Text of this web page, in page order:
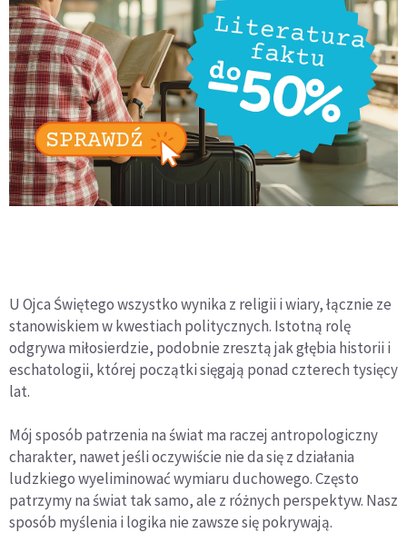
U Ojca Świętego wszystko wynika z religii i wiary, łącznie ze
stanowiskiem w kwestiach politycznych. Istotną rolę
odgrywa miłosierdzie, podobnie zresztą jak głębia historii i
eschatologii, której początki sięgają ponad czterech tysięcy
lat.
Mój sposób patrzenia na świat ma raczej antropologiczny
charakter, nawet jeśli oczywiście nie da się z działania
ludzkiego wyeliminować wymiaru duchowego. Często
patrzymy na świat tak samo, ale z różnych perspektyw. Nasz
sposób myślenia i logika nie zawsze się pokrywają.